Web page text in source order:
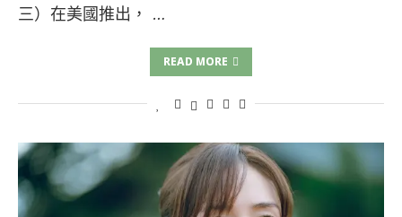
三）在美國推出， …
READ MORE